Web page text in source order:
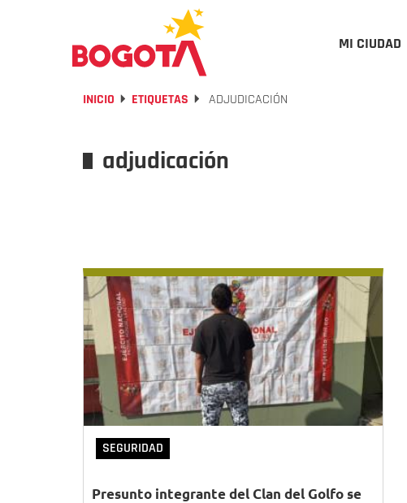
MI CIUDAD
INICIO ETIQUETAS ADJUDICACIÓN
adjudicación
SEGURIDAD
Presunto integrante del Clan del Golfo se